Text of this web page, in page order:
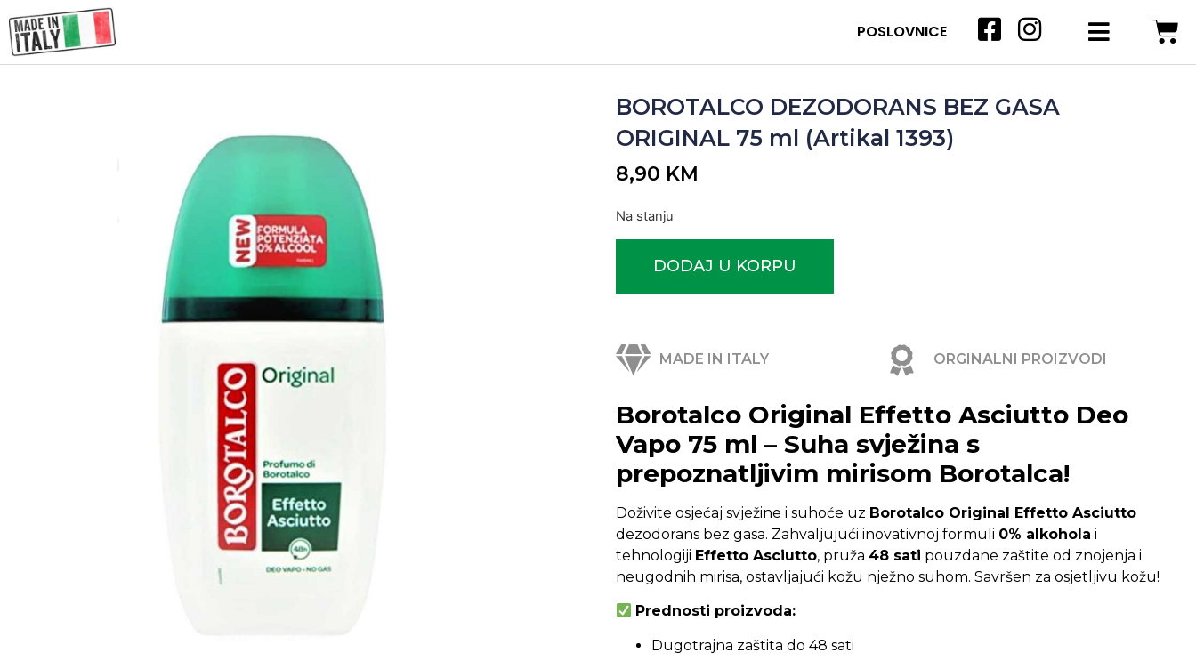
POSLOVNICE
BOROTALCO DEZODORANS BEZ GASA
ORIGINAL 75 ml (Artikal 1393)
8,90 KM
Na stanju
DODAJ U KORPU
MADE IN ITALY ORGINALNI PROIZVODI
Borotalco Original Effetto Asciutto Deo
Vapo 75 ml – Suha svježina s
prepoznatljivim mirisom Borotalca!
Doživite osjećaj svježine i suhoće uz Borotalco Original Effetto Asciutto
dezodorans bez gasa. Zahvaljujući inovativnoj formuli 0% alkohola i
tehnologiji Effetto Asciutto, pruža 48 sati pouzdane zaštite od znojenja i
neugodnih mirisa, ostavljajući kožu nježno suhom. Savršen za osjetljivu kožu!
Prednosti proizvoda:
Dugotrajna zaštita do 48 sati